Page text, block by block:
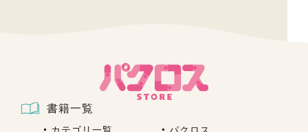
書籍一覧
カテゴリ一覧
パクロス